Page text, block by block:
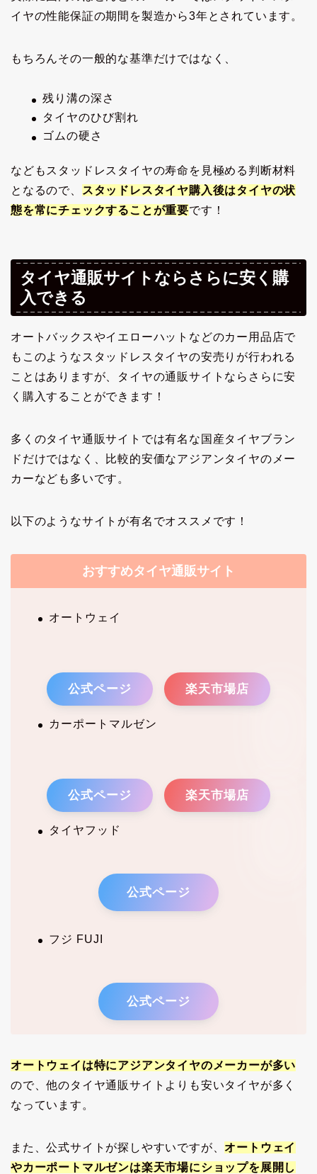
イヤの性能保証の期間を製造から3年とされています。
もちろんその一般的な基準だけではなく、
残り溝の深さ
タイヤのひび割れ
ゴムの硬さ
などもスタッドレスタイヤの寿命を見極める判断材料
となるので、 スタッドレスタイヤ購入後はタイヤの状
態を常にチェックすることが重要です！
タイヤ通販サイトならさらに安く購
入できる
オートバックスやイエローハットなどのカー用品店で
もこのようなスタッドレスタイヤの安売りが行われる
ことはありますが、タイヤの通販サイトならさらに安
く購入することができます！
多くのタイヤ通販サイトでは有名な国産タイヤブラン
ドだけではなく、比較的安価なアジアンタイヤのメー
カーなども多いです。
以下のようなサイトが有名でオススメです！
おすすめタイヤ通販サイト
オートウェイ
公式ページ 楽天市場店
カーポートマルゼン
公式ページ 楽天市場店
タイヤフッド
公式ページ
フジ FUJI
公式ページ
オートウェイは特にアジアンタイヤのメーカーが多い
ので、他のタイヤ通販サイトよりも安いタイヤが多く
なっています。
また、公式サイトが探しやすいですが、オートウェイ
やカーポートマルゼンは楽天市場にショップを展開し